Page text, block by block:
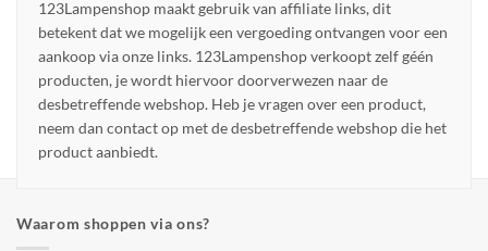
123Lampenshop maakt gebruik van affiliate links, dit
betekent dat we mogelijk een vergoeding ontvangen voor een
aankoop via onze links. 123Lampenshop verkoopt zelf géén
producten, je wordt hiervoor doorverwezen naar de
desbetreffende webshop. Heb je vragen over een product,
neem dan contact op met de desbetreffende webshop die het
product aanbiedt.
Waarom shoppen via ons?